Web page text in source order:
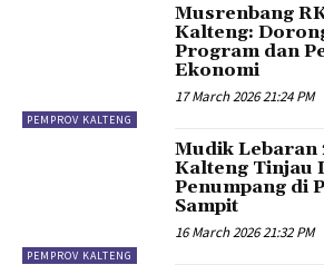
PEMPROV KALTENG
Musrenbang
Kalteng:
Program dan
Ekonomi
17 March 2026 21:24 PM
PEMPROV KALTENG
Mudik Lebaran
Kalteng Tinjau
Penumpang di
Sampit
16 March 2026 21:32 PM